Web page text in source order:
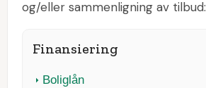
og/eller sammenligning av tilbud:
Finansiering
Boliglån